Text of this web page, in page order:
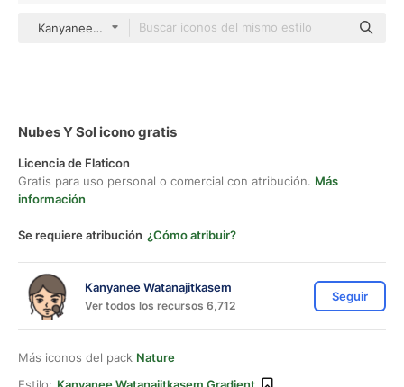
Kanyanee Watanajitkasem Gradient
Nubes Y Sol icono gratis
Licencia de Flaticon
Gratis para uso personal o comercial con atribución. Más
información
Se requiere atribución ¿Cómo atribuir?
Kanyanee Watanajitkasem
Ver todos los recursos 6,712
Seguir
Más iconos del pack Nature